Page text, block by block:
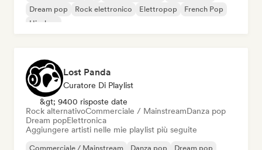
Dream pop
Rock elettronico Elettropop
French Pop
Hip-hop
Lost Panda
Curatore Di Playlist
&gt; 9400 risposte date
Rock alternativoCommerciale / MainstreamDanza pop
Dream popElettronica
Aggiungere artisti nelle mie playlist più seguite
Commerciale / Mainstream Danza pop Dream pop